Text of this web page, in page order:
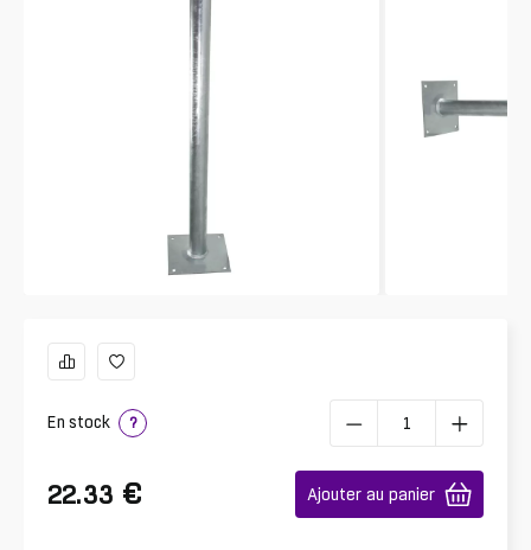
En stock ?
22.33 € Ajouter au panier